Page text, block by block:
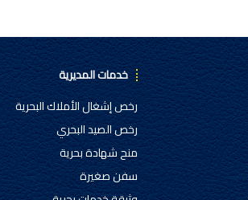
خدمات المديرية
رخص إشغال الأملاك البحرية
رخص الصيد البحري
منح شهادة بحرية
سفن صغيرة